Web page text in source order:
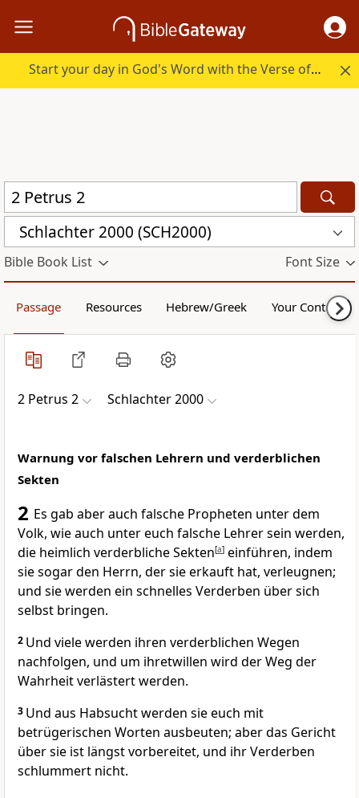
Start your day in God's Word with the Verse of the Day.
Schlachter 2000 (SCH2000)
Bible Book List Font Size
Passage Resources Hebrew/Greek Your Content
2 Petrus 2 Schlachter 2000
Warnung vor falschen Lehrern und verderblichen
Sekten
2 Es gab aber auch falsche Propheten unter dem
Volk, wie auch unter euch falsche Lehrer sein werden,
die heimlich verderbliche Sekten[a] einführen, indem
sie sogar den Herrn, der sie erkauft hat, verleugnen;
und sie werden ein schnelles Verderben über sich
selbst bringen.
2 Und viele werden ihren verderblichen Wegen
nachfolgen, und um ihretwillen wird der Weg der
Wahrheit verlästert werden.
3 Und aus Habsucht werden sie euch mit
betrügerischen Worten ausbeuten; aber das Gericht
über sie ist längst vorbereitet, und ihr Verderben
schlummert nicht.